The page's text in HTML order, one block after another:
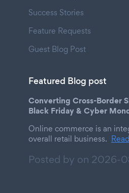
Success Stories
Feature Requests
Guest Blog Post
Featured Blog post
Converting Cross-Border
Black Friday & Cyber
Online commerce is an
overall retail business.
Posted by on 2026-